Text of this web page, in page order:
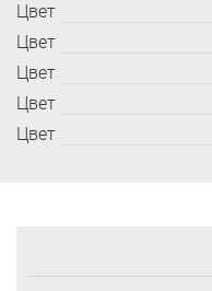
Цвет
Цвет
Цвет
Цвет
Цвет